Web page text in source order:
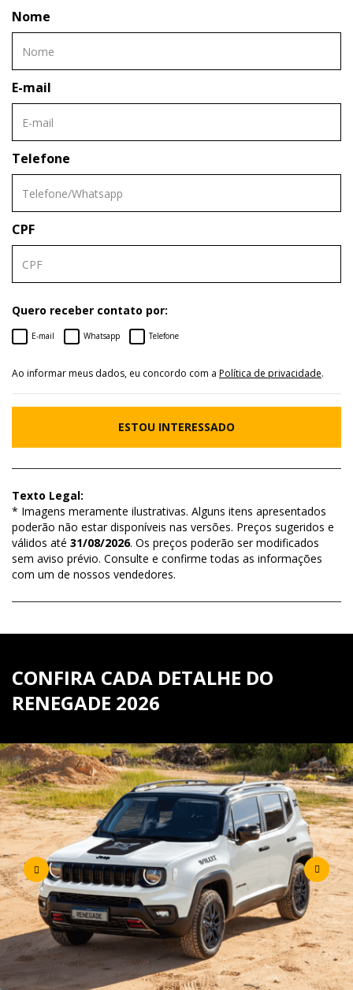
Nome
E-mail
Telefone
CPF
Quero receber contato por:
E-mail Whatsapp Telefone
Ao informar meus dados, eu concordo com a Política de privacidade.
ESTOU INTERESSADO
Texto Legal:
* Imagens meramente ilustrativas. Alguns itens apresentados
poderão não estar disponíveis nas versões. Preços sugeridos e
válidos até 31/08/2026. Os preços poderão ser modificados
sem aviso prévio. Consulte e confirme todas as informações
com um de nossos vendedores.
CONFIRA CADA DETALHE DO
RENEGADE 2026